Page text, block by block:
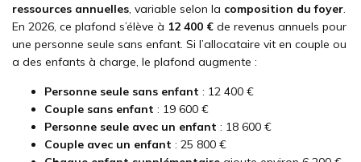
ressources annuelles, variable selon la composition du foyer.
En 2026, ce plafond s’élève à 12 400 € de revenus annuels pour
une personne seule sans enfant. Si l’allocataire vit en couple ou
a des enfants à charge, le plafond augmente :
Personne seule sans enfant : 12 400 €
Couple sans enfant : 19 600 €
Personne seule avec un enfant : 18 600 €
Couple avec un enfant : 25 800 €